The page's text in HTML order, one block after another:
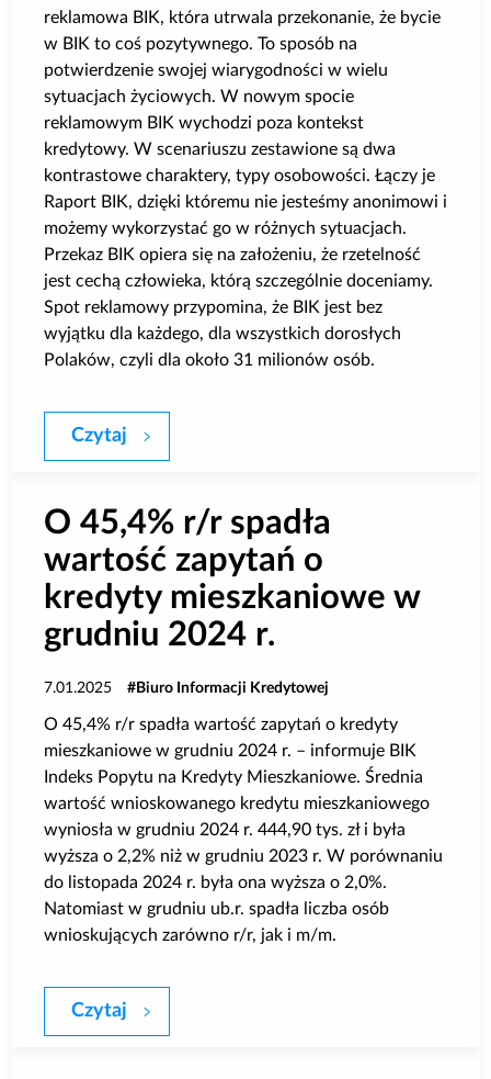
reklamowa BIK, która utrwala przekonanie, że bycie
w BIK to coś pozytywnego. To sposób na
potwierdzenie swojej wiarygodności w wielu
sytuacjach życiowych. W nowym spocie
reklamowym BIK wychodzi poza kontekst
kredytowy. W scenariuszu zestawione są dwa
kontrastowe charaktery, typy osobowości. Łączy je
Raport BIK, dzięki któremu nie jesteśmy anonimowi i
możemy wykorzystać go w różnych sytuacjach.
Przekaz BIK opiera się na założeniu, że rzetelność
jest cechą człowieka, którą szczególnie doceniamy.
Spot reklamowy przypomina, że BIK jest bez
wyjątku dla każdego, dla wszystkich dorosłych
Polaków, czyli dla około 31 milionów osób.
Czytaj Nowy spot reklamowy BIK już w
O 45,4% r/r spadła
wartość zapytań o
kredyty mieszkaniowe w
grudniu 2024 r.
7.01.2025 Biuro Informacji Kredytowej
O 45,4% r/r spadła wartość zapytań o kredyty
mieszkaniowe w grudniu 2024 r. – informuje BIK
Indeks Popytu na Kredyty Mieszkaniowe. Średnia
wartość wnioskowanego kredytu mieszkaniowego
wyniosła w grudniu 2024 r. 444,90 tys. zł i była
wyższa o 2,2% niż w grudniu 2023 r. W porównaniu
do listopada 2024 r. była ona wyższa o 2,0%.
Natomiast w grudniu ub.r. spadła liczba osób
wnioskujących zarówno r/r, jak i m/m.
Czytaj O 45,4% r/r spadła wartość zapytań o